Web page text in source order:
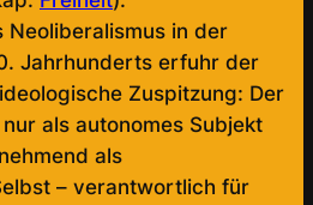
Neoliberalismus in der
Jahrhunderts erfuhr der
Zuspitzung: Der
als autonomes Subjekt
als
– verantwortlich für